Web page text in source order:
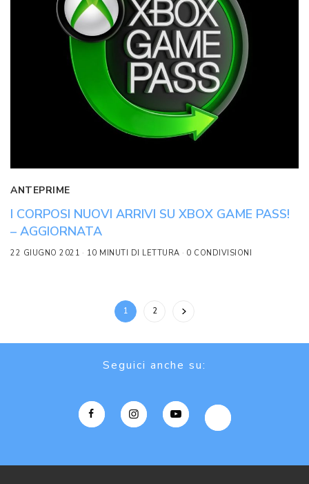
ANTEPRIME
I CORPOSI NUOVI ARRIVI SU XBOX GAME PASS!
– AGGIORNATA
22 GIUGNO 2021 10 MINUTI DI LETTURA 0 CONDIVISIONI
1 2
Seguici anche su: